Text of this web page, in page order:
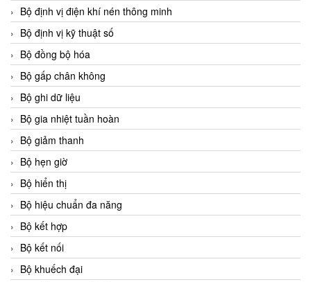
Bộ định vị điện khí nén thông minh
Bộ định vị kỹ thuật số
Bộ đồng bộ hóa
Bộ gấp chân không
Bộ ghi dữ liệu
Bộ gia nhiệt tuần hoàn
Bộ giảm thanh
Bộ hẹn giờ
Bộ hiển thị
Bộ hiệu chuẩn đa năng
Bộ kết hợp
Bộ kết nối
Bộ khuếch đại